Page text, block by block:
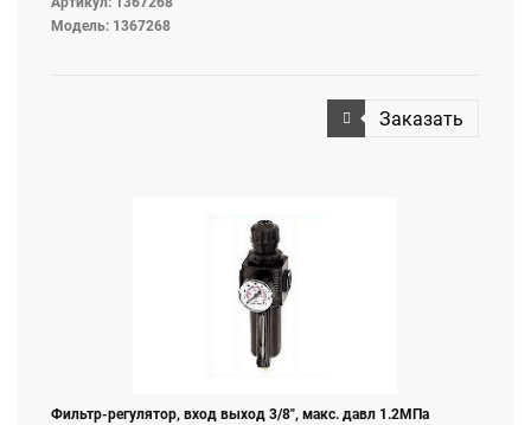
Модель: 1367268
Заказать
Фильтр-регулятор, вход выход 3/8", макс. давл 1.2МПа